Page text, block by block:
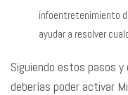
infoentretenimiento
ayudar a resolver
Siguiendo estos pasos
deberías poder activar